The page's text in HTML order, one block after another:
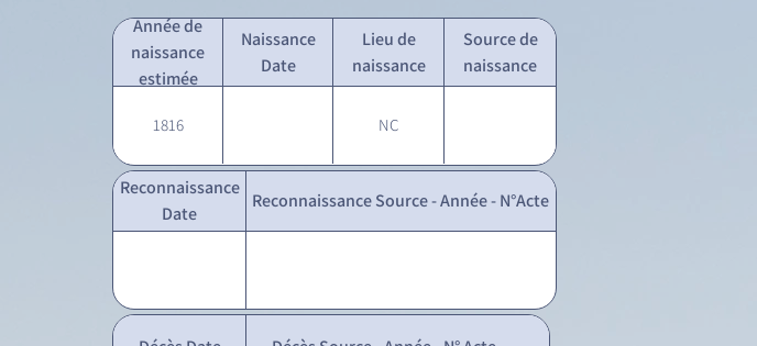
Année de
naissance
estimée
Naissance
Date
Lieu de
naissance
Source de
naissance
1816 NC
Reconnaissance
Date
Reconnaissance Source - Année - N°Acte